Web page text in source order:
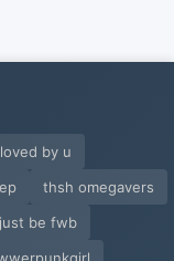
by u
thsh omegavers
be fwb